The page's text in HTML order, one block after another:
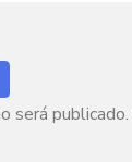
será publicado.